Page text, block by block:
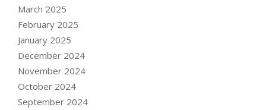
March 2025
February 2025
January 2025
December 2024
November 2024
October 2024
September 2024